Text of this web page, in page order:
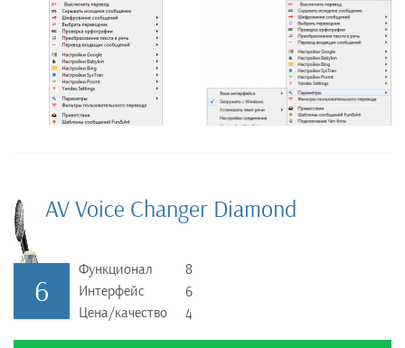
AV Voice Changer Diamond
6
Функционал
Интерфейс
Цена/качество
8
6
4